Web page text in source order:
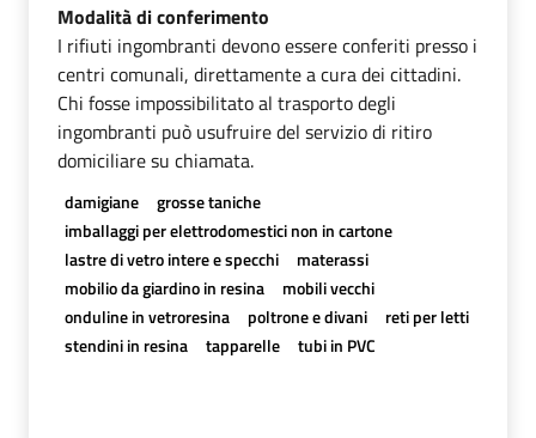
Modalità di conferimento
I rifiuti ingombranti devono essere conferiti presso i
centri comunali, direttamente a cura dei cittadini.
Chi fosse impossibilitato al trasporto degli
ingombranti può usufruire del servizio di ritiro
domiciliare su chiamata.
damigiane
grosse taniche
imballaggi per elettrodomestici non in cartone
lastre di vetro intere e specchi
materassi
mobilio da giardino in resina
mobili vecchi
onduline in vetroresina
poltrone e divani
reti per letti
stendini in resina
tapparelle tubi in PVC